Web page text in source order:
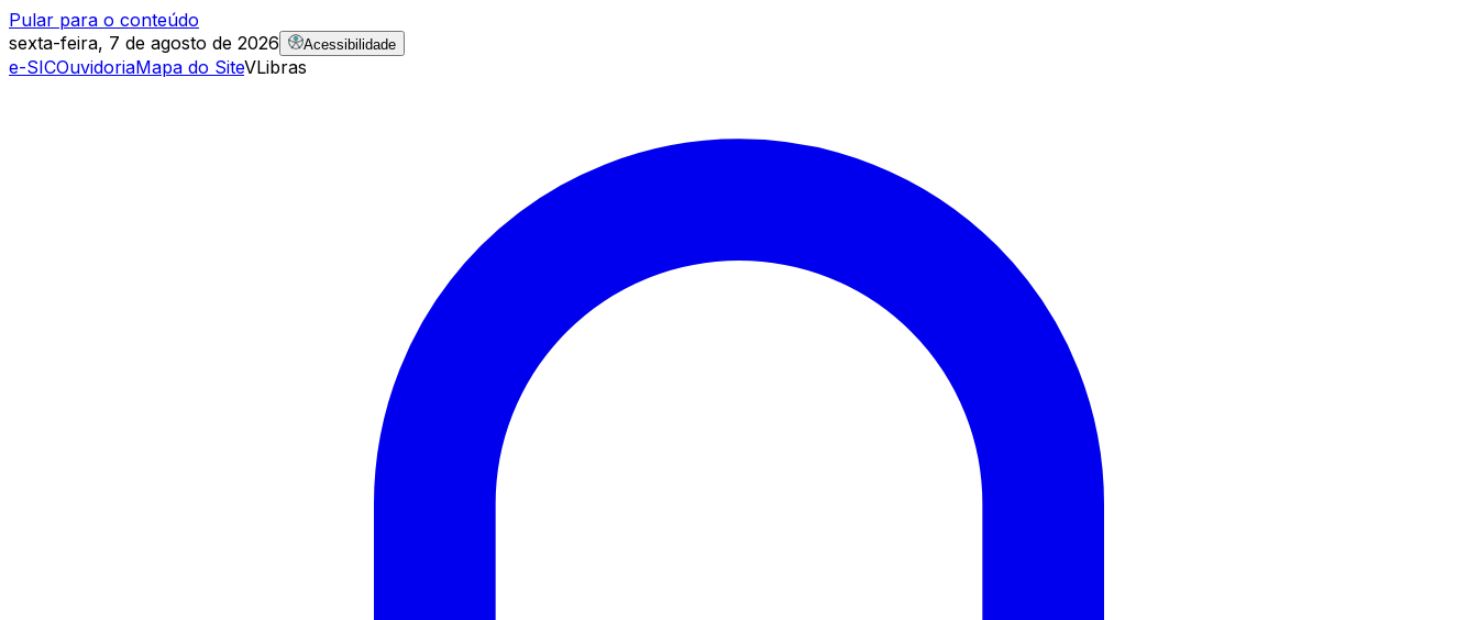
Pular para o conteúdo
sexta-feira, 7 de agosto de 2026
Acessibilidade
e-SICOuvidoriaMapa do SiteVLibras